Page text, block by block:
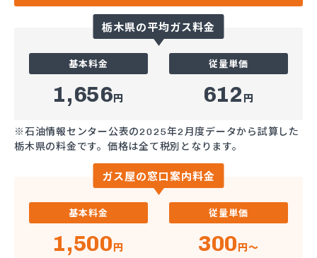
栃木県の平均ガス料金
基本料金
1,656円
従量単価
612 円
※石油情報センター公表の2025年2月度データから試算した
栃木県の料金です。価格は全て税別となります。
ガス屋の窓口案内料金
基本料金
1,500円
従量単価
300円～